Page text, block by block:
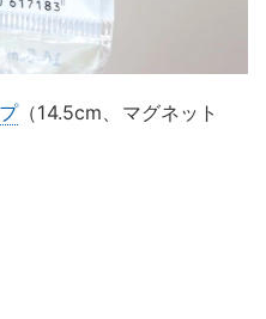
（14.5cm、マグネット